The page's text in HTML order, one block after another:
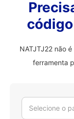
NATJTJ22 não
ferramenta
Selecione o